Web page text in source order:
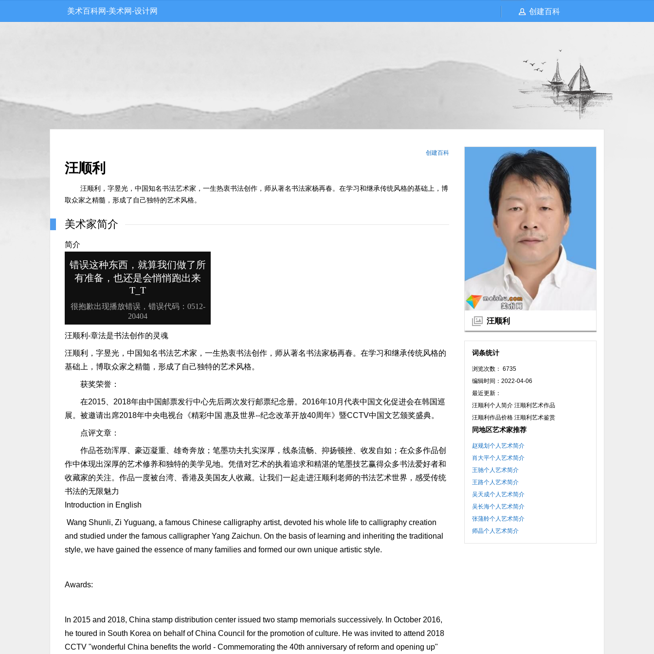
美术百科网-美术网-设计网 创建百科
汪顺利
词条统计
浏览次数： 6735
编辑时间：2022-04-06
最近更新：
汪顺利个人简介 汪顺利艺术作品
汪顺利作品价格 汪顺利艺术鉴赏
同地区艺术家推荐
赵规划个人艺术简介
肖大平个人艺术简介
王驰个人艺术简介
王路个人艺术简介
吴天成个人艺术简介
吴长海个人艺术简介
张蒲舲个人艺术简介
师晶个人艺术简介
创建百科
汪顺利
汪顺利，字昱光，中国知名书法艺术家，一生热衷书法创作，师从著名书法家杨再春。在学习和继承传统风格的基础上，博
取众家之精髓，形成了自己独特的艺术风格。
美术家简介
简介
汪顺利-章法是书法创作的灵魂
汪顺利，字昱光，中国知名书法艺术家，一生热衷书法创作，师从著名书法家杨再春。在学习和继承传统风格的
基础上，博取众家之精髓，形成了自己独特的艺术风格。
获奖荣誉：
在2015、2018年由中国邮票发行中心先后两次发行邮票纪念册。2016年10月代表中国文化促进会在韩国巡
展。被邀请出席2018年中央电视台《精彩中国 惠及世界--纪念改革开放40周年》暨CCTV中国文艺颁奖盛典。
点评文章：
作品苍劲浑厚、豪迈凝重、雄奇奔放；笔墨功夫扎实深厚，线条流畅、抑扬顿挫、收发自如；在众多作品创
作中体现出深厚的艺术修养和独特的美学见地。凭借对艺术的执着追求和精湛的笔墨技艺赢得众多书法爱好者和
收藏家的关注。作品一度被台湾、香港及美国友人收藏。让我们一起走进汪顺利老师的书法艺术世界，感受传统
书法的无限魅力
Introduction in English
Wang Shunli, Zi Yuguang, a famous Chinese calligraphy artist, devoted his whole life to calligraphy creation
and studied under the famous calligrapher Yang Zaichun. On the basis of learning and inheriting the traditional
style, we have gained the essence of many families and formed our own unique artistic style.
Awards:
In 2015 and 2018, China stamp distribution center issued two stamp memorials successively. In October 2016,
he toured in South Korea on behalf of China Council for the promotion of culture. He was invited to attend 2018
CCTV "wonderful China benefits the world - Commemorating the 40th anniversary of reform and opening up"